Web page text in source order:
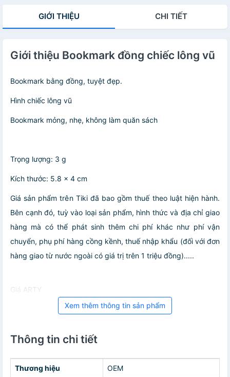
GIỚI THIỆU CHI TIẾT
Giới thiệu Bookmark đồng chiếc lông vũ
Bookmark bằng đồng, tuyệt đẹp.
Hình chiếc lông vũ
Bookmark mỏng, nhẹ, không làm quăn sách
Trọng lượng: 3 g
Kích thước: 5.8 × 4 cm
Giá sản phẩm trên Tiki đã bao gồm thuế theo luật hiện hành.
Bên cạnh đó, tuỳ vào loại sản phẩm, hình thức và địa chỉ giao
hàng mà có thể phát sinh thêm chi phí khác như phí vận
chuyển, phụ phí hàng cồng kềnh, thuế nhập khẩu (đối với đơn
hàng giao từ nước ngoài có giá trị trên 1 triệu đồng).....
Giá ARTY
Xem thêm thông tin sản phẩm
Thông tin chi tiết
Thương hiệu OEM